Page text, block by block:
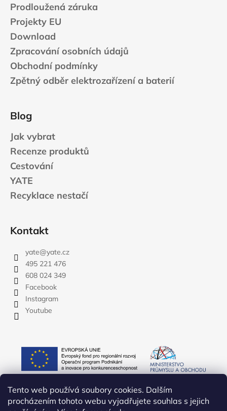
Tento web používá soubory cookies. Dalším
procházením tohoto webu vyjadřujete souhlas s jejich
Prodloužená záruka
Projekty EU
Download
Zpracování osobních údajů
Obchodní podmínky
Zpětný odběr elektrozařízení a baterií
Blog
Jak vybrat
Recenze produktů
Cestování
YATE
Recyklace nestačí
Kontakt
yate@yate.cz
495 221 476
608 024 349
Facebook
Instagram
Youtube